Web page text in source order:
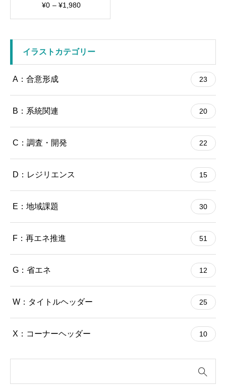
¥0 – ¥1,980
価
¥0
–
イラストカテゴリー
A：合意形成 23
B：系統関連 20
C：調査・開発 22
D：レジリエンス 15
E：地域課題 30
F：再エネ推進 51
G：省エネ 12
W：タイトルヘッダー 25
X：コーナーヘッダー 10